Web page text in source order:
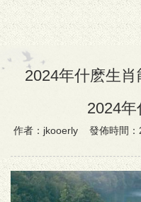
2024年什麽生
2024
作者：jkooerly 發佈時間